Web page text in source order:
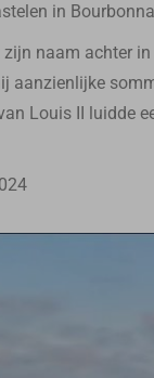
in
zijn naam achter
aanzienlijke
Louis II luidde